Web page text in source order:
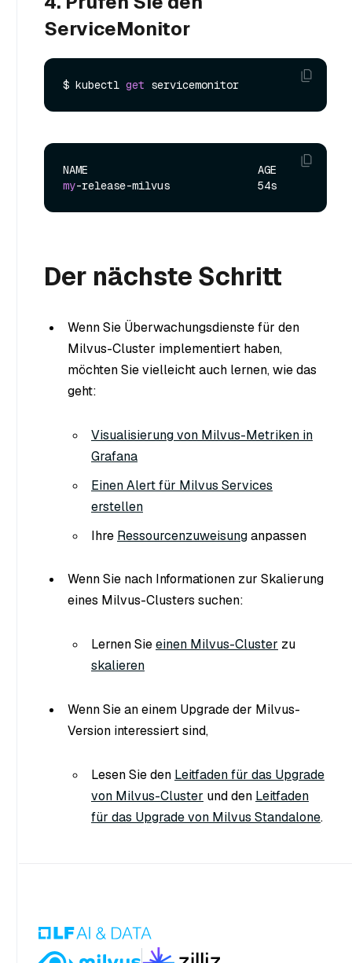
ServiceMonitor
$ kubectl get
my
Der nächste Schritt
Wenn Sie Überwachungsdienste für den
Milvus-Cluster implementiert haben,
möchten Sie vielleicht auch lernen, wie das
geht:
Visualisierung von Milvus-Metriken in
Grafana
Einen Alert für Milvus Services
erstellen
Ihre Ressourcenzuweisunganpassen
Wenn Sie nach Informationen zur Skalierung
eines Milvus-Clusters suchen:
Lernen Sieeinen Milvus-Cluster zu
skalieren
Wenn Sie an einem Upgrade der Milvus-
Version interessiert sind,
Lesen Sie den Leitfaden für das Upgrade
von Milvus-Cluster und den Leitfaden
für das Upgrade von Milvus Standalone.